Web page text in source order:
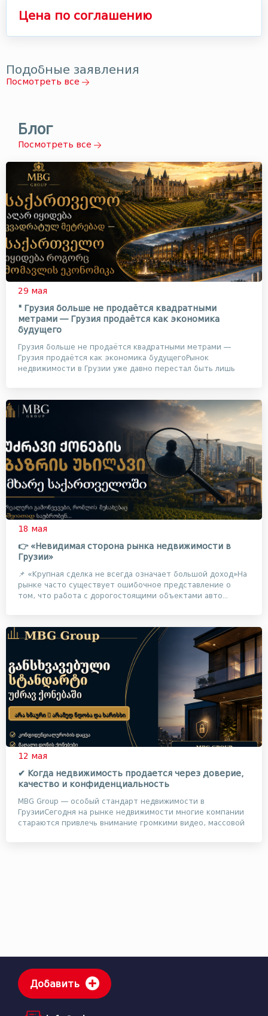
Цена по соглашению
Подобные заявления
Посмотреть все
Блог
Посмотреть все
29 мая
" Грузия больше не продаётся квадратными
метрами — Грузия продаётся как экономика
будущего
Грузия больше не продаётся квадратными метрами —
Грузия продаётся как экономика будущегоРынок
недвижимости в Грузии уже давно перестал быть лишь
18 мая
👉 «Невидимая сторона рынка недвижимости в
Грузии»
📌 «Крупная сделка не всегда означает большой доход»На
рынке часто существует ошибочное представление о
том, что работа с дорогостоящими объектами авто...
12 мая
✔ Когда недвижимость продается через доверие,
качество и конфиденциальность
MBG Group — особый стандарт недвижимости в
ГрузииСегодня на рынке недвижимости многие компании
стараются привлечь внимание громкими видео, массовой
Добавить